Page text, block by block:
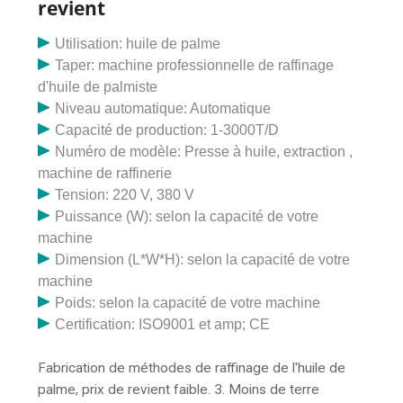
de fabrication, à savoir la liste commune des
équipements pour le processus de mini-broyage
d'huile de palme 10TPD. Pour une production d’huile de
palme de 1 à 10 tonnes par jour, la grue n’est pas
équipée dans la plupart des cas. La grue est utilisée
pour soulever les fruits du palmier. Dans une mini-usine
de broyage de palmiers, ce travail est généralement
effectué manuellement. Regardez les photos ci-
dessous pour voir à quoi ressemble l'équipement
complet. Projet 5~10 TPD : Le coût de démarrage
d'une usine de transformation d'huile de palme de 5 à
10 tonnes par jour est d'environ 20 000 à 30 000 $.
Projet 10~20 TPD : Le coût de démarrage d’une usine
d’extraction d’huile de palme de 10 à 20 tonnes par
jour est d’environ 70 000 à 80 000 $. Au cours de la
encouragé la transformation de l'huile de palme au
Brésil dans les zones forestières de la musaraigne,
revient
Utilisation: huile de palme
Taper: machine professionnelle de raffinage
d'huile de palmiste
Niveau automatique: Automatique
Capacité de production: 1-3000T/D
Numéro de modèle: Presse à huile, extraction ,
machine de raffinerie
Tension: 220 V, 380 V
Puissance (W): selon la capacité de votre
machine
Dimension (L*W*H): selon la capacité de votre
machine
Poids: selon la capacité de votre machine
Certification: ISO9001 et amp; CE
Fabrication de méthodes de raffinage de l'huile de
palme, prix de revient faible. 3. Moins de terre